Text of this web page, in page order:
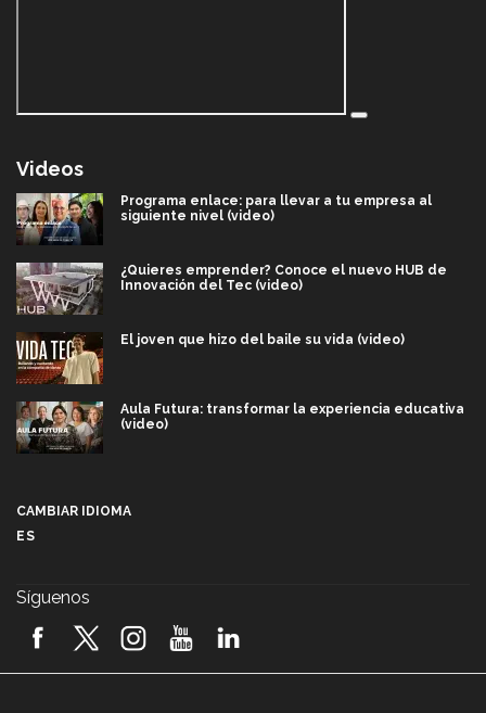
Videos
Programa enlace: para llevar a tu empresa al
siguiente nivel (video)
¿Quieres emprender? Conoce el nuevo HUB de
Innovación del Tec (video)
El joven que hizo del baile su vida (video)
Aula Futura: transformar la experiencia educativa
(video)
2026! (video)
CAMBIAR IDIOMA
ES
Síguenos